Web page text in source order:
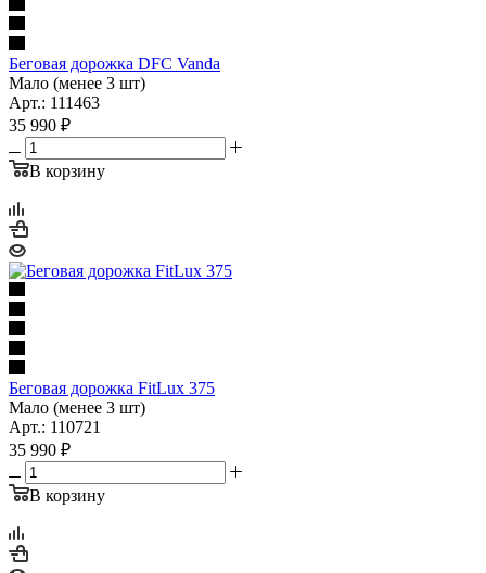
Беговая дорожка DFC Vanda
Мало (менее 3 шт)
Арт.: 111463
35 990 ₽
В корзину
Беговая дорожка FitLux 375
Мало (менее 3 шт)
Арт.: 110721
35 990 ₽
В корзину